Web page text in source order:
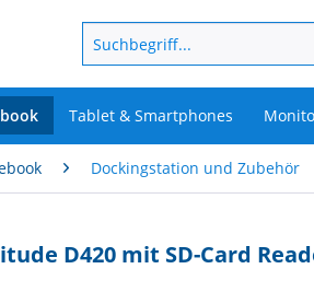
Tablet & Smartphones
Dockingstation und Zubehör
D420 mit SD-Card